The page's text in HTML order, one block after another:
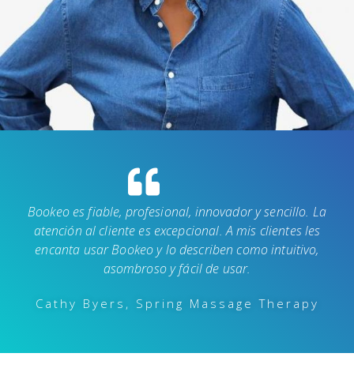
Bookeo es fiable, profesional, innovador y sencillo. La
atención al cliente es excepcional. A mis clientes les
encanta usar Bookeo y lo describen como intuitivo,
asombroso y fácil de usar.
Cathy Byers, Spring Massage Therapy